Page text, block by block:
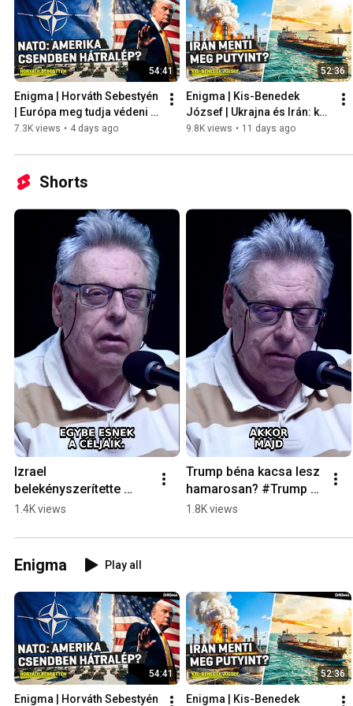
54:41
Enigma | Horváth Sebestyén
| Európa meg tudja védeni
magát Amerika nélkül?
7.3K views • 4 days ago
52:36
Enigma | Kis-Benedek
József | Ukrajna és Irán: két
háború, két eszkalációs
9.8K views • 11 days ago
Shorts
Izrael
belekényszerítette
Amerikát a háborúba?
1.4K views
Trump béna kacsa lesz
hamarosan? #Trump
#geopolitika #Irán
1.8K views
Enigma Play all
54:41
Enigma | Horváth Sebestyén
52:36
Enigma | Kis-Benedek